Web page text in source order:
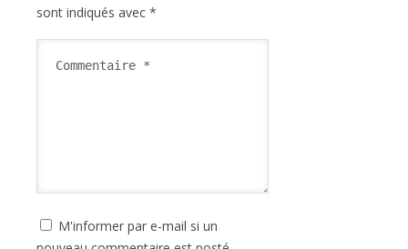
sont indiqués avec *
M'informer par e-mail si un